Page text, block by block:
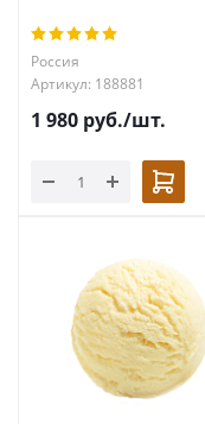
Россия
Артикул: 188881
1 980 руб./шт.